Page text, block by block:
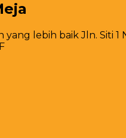
lebih baik Jln. Siti 1